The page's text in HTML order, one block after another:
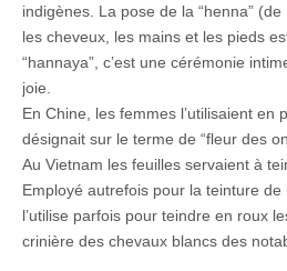
indigènes. La pose de la “henna”
les cheveux, les mains et les pieds
“hannaya”, c’est une cérémonie
joie.
En Chine, les femmes l’utilisaient en
désignait sur le terme de “fleur des
Au Vietnam les feuilles servaient à
Employé autrefois pour la teinture
l’utilise parfois pour teindre en roux
crinière des chevaux blancs des